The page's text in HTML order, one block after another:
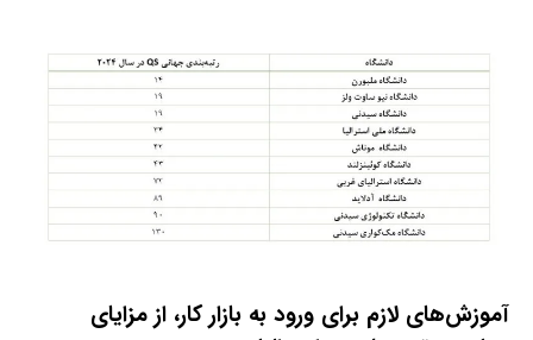
آموزش‌های لازم برای ورود به بازار کار، از مزایای